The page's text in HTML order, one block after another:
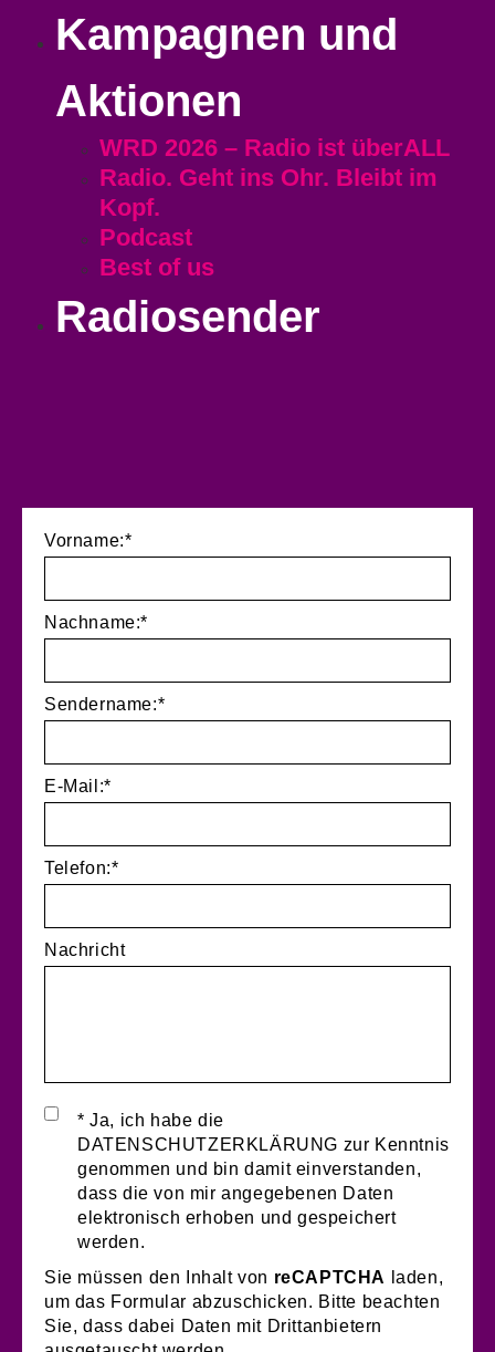
Kampagnen und
Aktionen
WRD 2026 – Radio ist überALL
Radio. Geht ins Ohr. Bleibt im
Kopf.
Podcast
Best of us
Radiosender
Vorname:*
Nachname:*
Sendername:*
E-Mail:*
Telefon:*
Nachricht
* Ja, ich habe die
DATENSCHUTZERKLÄRUNG zur Kenntnis
genommen und bin damit einverstanden,
dass die von mir angegebenen Daten
elektronisch erhoben und gespeichert
werden.
Sie müssen den Inhalt von reCAPTCHA
laden,
um das Formular abzuschicken. Bitte beachten
Sie, dass dabei Daten mit Drittanbietern